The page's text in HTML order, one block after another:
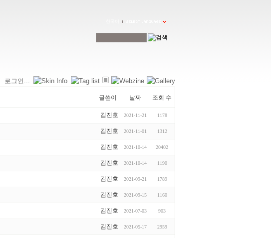
로그인...
글쓴이 날짜 조회 수
김진호 2021-11-21 1178
김진호 2021-11-01 1312
김진호 2021-10-14 20402
김진호 2021-10-14 1190
김진호 2021-09-21 1789
김진호 2021-09-15 1160
김진호 2021-07-03 903
김진호 2021-05-17 2959